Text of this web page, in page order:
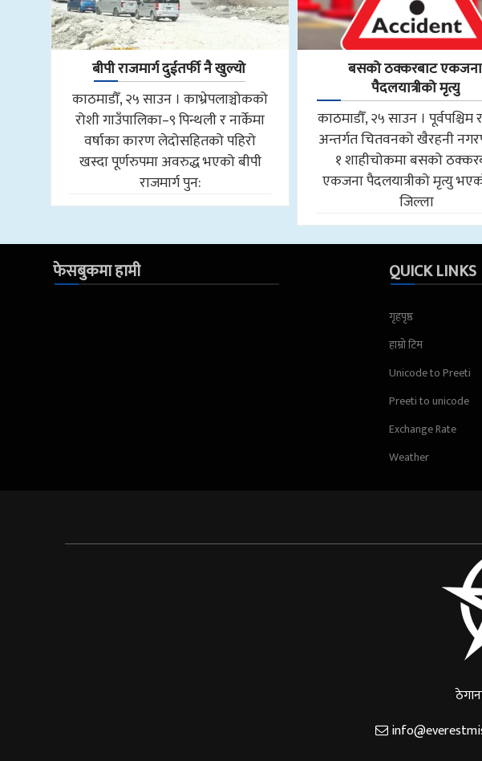
बीपी राजमार्ग दुईतर्फी नै खुल्यो
काठमाडौँ, २५ साउन । काभ्रेपलाञ्चोकको
रोशी गाउँपालिका–९ पिन्थली र नार्केमा
वर्षाका कारण लेदोसहितको पहिरो
खस्दा पूर्णरुपमा अवरुद्ध भएको बीपी
राजमार्ग पुन:
बसको ठक्करबाट एकजना
पैदलयात्रीको मृत्यु
काठमाडौँ, २५ साउन । पूर्वपश्चिम
अन्तर्गत चितवनको खैरहनी
१ शाहीचोकमा बसको
एकजना पैदलयात्रीको मृत्यु
जिल्ला
फेसबुकमा हामी QUICK LINKS
गृहपृष्ठ
हाम्रो टिम
Unicode to Preeti
Preeti to unicode
Exchange Rate
Weather